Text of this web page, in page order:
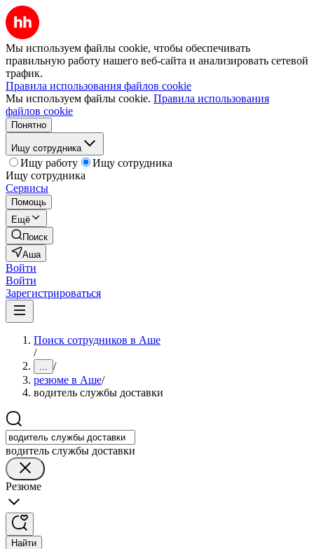
Мы используем файлы cookie, чтобы обеспечивать
правильную работу нашего веб-сайта и анализировать сетевой
трафик.
Правила использования файлов cookie
Мы используем файлы cookie. Правила использования
файлов cookie
Понятно
Ищу сотрудника
Ищу работу
Ищу сотрудника
Ищу сотрудника
Сервисы
Помощь
Ещё
Поиск
Аша
Войти
Войти
Зарегистрироваться
Поиск сотрудников в Аше
/
... /
резюме в Аше/
водитель службы доставки
водитель службы доставки
Резюме
Найти